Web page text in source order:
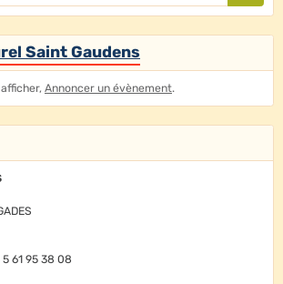
Saint Gaudens
Annoncer un évènement.
61 95 38 08